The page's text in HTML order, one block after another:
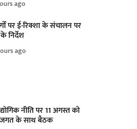
ago
पर ई-रिक्शा के संचालन पर
निर्देश
ago
नीति पर 11 अगस्त को
जगत के साथ बैठक